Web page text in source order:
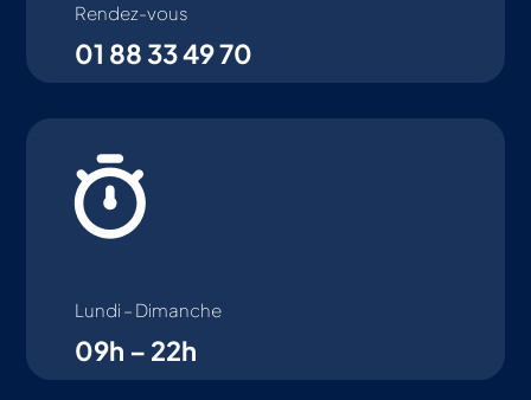
Rendez-vous
01 88 33 49 70
Lundi – Dimanche
09h – 22h